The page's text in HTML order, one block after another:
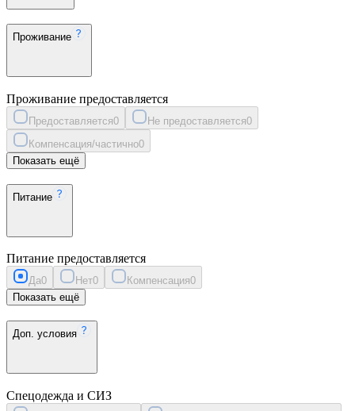
Проживание
Проживание предоставляется
Предоставляется0 Не предоставляется0
Компенсация/частично0
Показать ещё
Питание
Питание предоставляется
Да0 Нет0 Компенсация0
Показать ещё
Доп. условия
Спецодежда и СИЗ